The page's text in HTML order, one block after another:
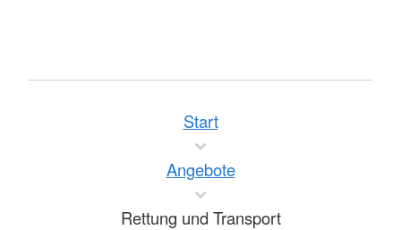
Start
Angebote
Rettung und Transport